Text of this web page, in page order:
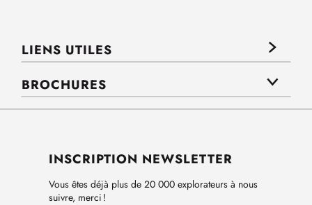
LIENS UTILES
BROCHURES
INSCRIPTION NEWSLETTER
Vous êtes déjà plus de 20 000 explorateurs à nous
suivre, merci !